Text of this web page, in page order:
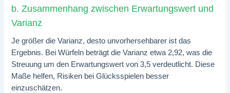
b. Zusammenhang zwischen Erwartungswert und
Varianz
Je größer die Varianz, desto unvorhersehbarer ist das
Ergebnis. Bei Würfeln beträgt die Varianz etwa 2,92, was die
Streuung um den Erwartungswert von 3,5 verdeutlicht. Diese
Maße helfen, Risiken bei Glücksspielen besser
einzuschätzen.